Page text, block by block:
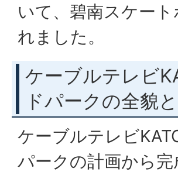
いて、碧南スケー
れました。
ケーブルテレビ
ドパークの全貌
ケーブルテレビ
パークの計画から